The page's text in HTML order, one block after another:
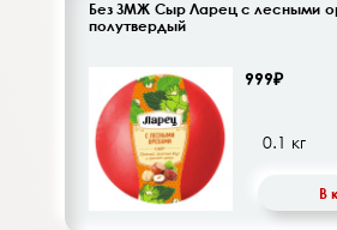
Без ЗМЖ Сыр Ларец с лесными
полутвердый
999₽
В